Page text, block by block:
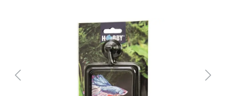
Bildergalerie überspringen